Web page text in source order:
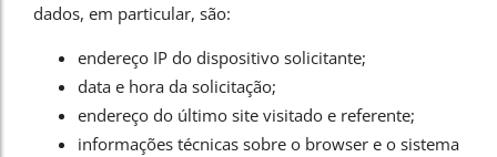
dados, em particular, são:
endereço IP do dispositivo solicitante;
data e hora da solicitação;
endereço do último site visitado e referente;
informações técnicas sobre o browser e o sistema